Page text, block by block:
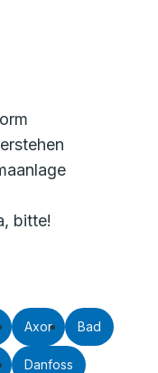
bitte!
Axor Bad
Danfoss